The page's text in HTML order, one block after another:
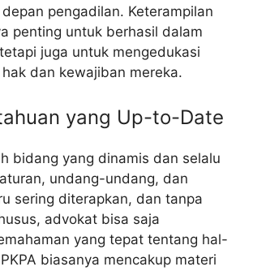
pengadilan. Keterampilan
penting untuk berhasil dalam
juga untuk mengedukasi
dan kewajiban mereka.
yang Up-to-Date
bidang yang dinamis dan selalu
undang-undang, dan
sering diterapkan, dan tanpa
advokat bisa saja
yang tepat tentang hal-
biasanya mencakup materi